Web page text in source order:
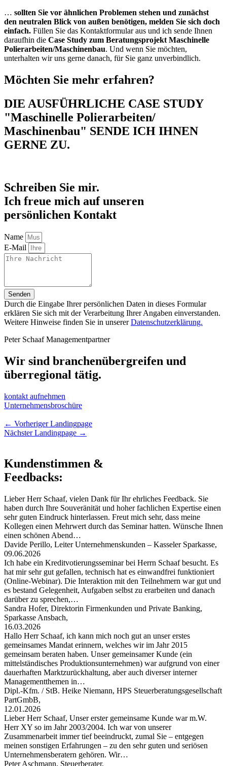
… sollten Sie vor ähnlichen Problemen stehen und zunächst
den neutralen Blick von außen benötigen, melden Sie sich doch
einfach. Füllen Sie das Kontaktformular aus und ich sende Ihnen
daraufhin die Case Study zum Beratungsprojekt Maschinelle
Polierarbeiten/Maschinenbau. Und wenn Sie möchten,
unterhalten wir uns gerne danach, für Sie ganz unverbindlich.
Möchten Sie mehr erfahren?
DIE AUSFÜHRLICHE CASE STUDY
"Maschinelle Polierarbeiten/
Maschinenbau" SENDE ICH IHNEN
GERNE ZU.
Schreiben Sie mir.
Ich freue mich auf unseren
persönlichen Kontakt
Name
E-Mail
Senden
Durch die Eingabe Ihrer persönlichen Daten in dieses Formular
erklären Sie sich mit der Verarbeitung Ihrer Angaben einverstanden.
Weitere Hinweise finden Sie in unsererDatenschutzerklärung.
Peter Schaaf Managementpartner
Wir sind branchenübergreifen und
überregional tätig.
kontakt aufnehmen
Unternehmensbroschüre
← Vorheriger Landingpage
Nächster Landingpage →
Kundenstimmen &
Feedbacks:
Lieber Herr Schaaf, vielen Dank für Ihr ehrliches Feedback. Sie
haben durch Ihre Souveränität und hoher fachlichen Expertise einen
sehr guten Eindruck hinterlassen. Freut mich sehr, dass meine
Kollegen einen Mehrwert durch das Seminar hatten. Wünsche Ihnen
einen schönen Abend…
Davide Perillo, Leiter Unternehmenskunden – Kasseler Sparkasse,
09.06.2026
Ich habe ein Kreditvotierungsseminar bei Herrn Schaaf besucht. Es
hat mir sehr gut gefallen, technisch hat es einwandfrei funktioniert
(Online-Webinar). Die Interaktion mit den Teilnehmern war gut und
es bestand Gelegenheit, Aufgaben selbst zu erarbeiten und danach
darüber zu sprechen,…
Sandra Hofer, Direktorin Firmenkunden und Private Banking,
Sparkasse Ansbach,
16.03.2026
Hallo Herr Schaaf, ich kann mich noch gut an unser erstes
gemeinsames Mandat erinnern, welches wir im Jahr 2015
gemeinsam beraten haben. Unser gemeinsamer Kunde (ein
mittelständisches Produktionsunternehmen) war aufgrund von einer
dauerhaften Marktzurückhaltung, aber auch diverser interner
Managementthemen in…
Dipl.-Kfm. / StB. Heike Niemann, HPS Steuerberatungsgesellschaft
PartGmbB,
12.01.2026
Lieber Herr Schaaf, Unser erster gemeinsame Kunde war m.W.
Herr XY so im Jahr 2003/2004. Ich war von unserer
Zusammenarbeit immer tief beeindruckt, zumal Sie – entgegen
meinen sonstigen Erfahrungen – zu den sehr guten und seriösen
Unternehmensberatern gehören. Wir…
Peter Aschmann, Steuerberater,